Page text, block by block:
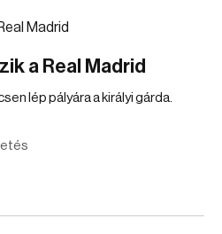
a Real Madrid
lép pályára a királyi gárda.